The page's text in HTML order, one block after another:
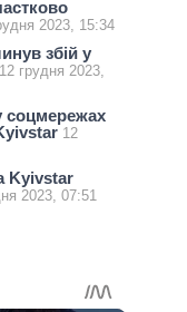
2023, 15:34
збій у
12 грудня 2023,
соцмережах
12
Kyivstar
2023, 07:51